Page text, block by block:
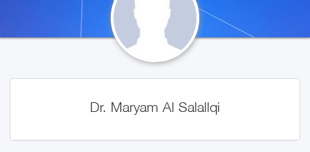
Dr. Maryam Al Salallqi